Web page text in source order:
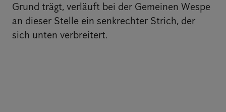
Grund trägt, verläuft bei der Gemeinen Wespe
an dieser Stelle ein senkrechter Strich, der
sich unten verbreitert.